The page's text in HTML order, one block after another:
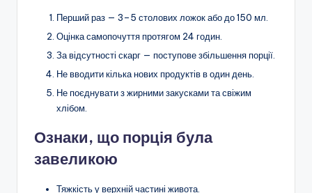
Перший раз — 3–5 столових ложок або до 150 мл.
Оцінка самопочуття протягом 24 годин.
За відсутності скарг — поступове збільшення порції.
Не вводити кілька нових продуктів в один день.
Не поєднувати з жирними закусками та свіжим
хлібом.
Ознаки, що порція була
завеликою
Тяжкість у верхній частині живота.